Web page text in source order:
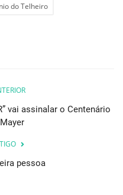
do Telheiro
vai assinalar o Centenário
pessoa